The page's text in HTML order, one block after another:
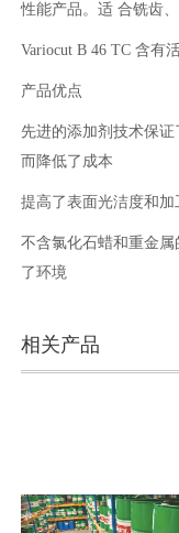
性能产品。适 合铣齿
Variocut B 46 TC 含有
产品优点
先进的添加剂技术保
而降低了成本
提高了表面光洁度和
不含氯化石蜡和重金
了环境
相关产品